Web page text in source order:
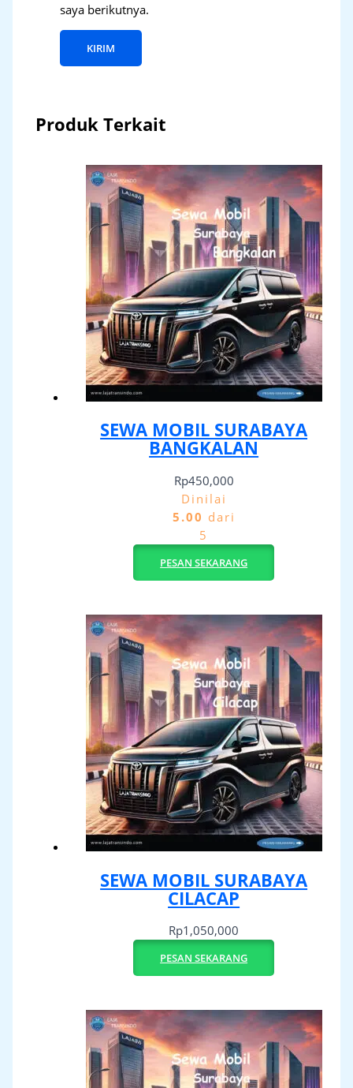
saya berikutnya.
Produk Terkait
SEWA MOBIL SURABAYA
BANGKALAN
Rp450,000
Dinilai
5.00 dari
5
PESAN SEKARANG
SEWA MOBIL SURABAYA
CILACAP
Rp1,050,000
PESAN SEKARANG